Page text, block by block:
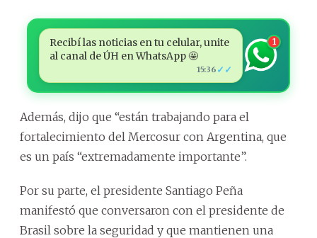
Recibí las noticias en tu celular, unite
al canal de ÚH en WhatsApp 🤩
15:36 ✓✓
1
Además, dijo que “están trabajando para el
fortalecimiento del Mercosur con Argentina, que
es un país “extremadamente importante”.
Por su parte, el presidente Santiago Peña
manifestó que conversaron con el presidente de
Brasil sobre la seguridad y que mantienen una